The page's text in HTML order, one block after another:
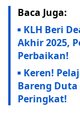
Baca Juga:
KLH Beri
Akhir 2025,
Perbaikan!
Keren!
Bareng
Peringkat!